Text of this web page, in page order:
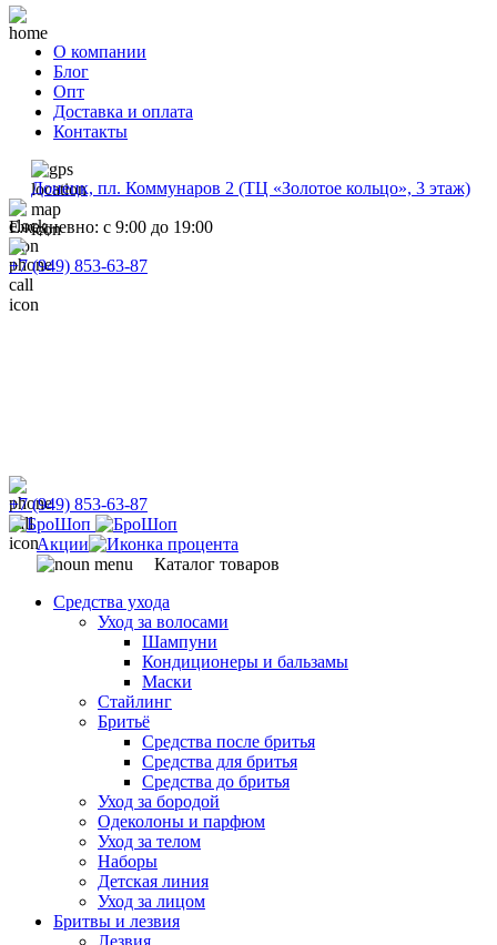
О компании
Блог
Опт
Доставка и оплата
Контакты
Донецк, пл. Коммунаров 2 (ТЦ «Золотое кольцо», 3 этаж)
Ежедневно: с 9:00 до 19:00
+7 (949) 853-63-87
+7 (949) 853-63-87
Акции
Каталог товаров
Средства ухода
Уход за волосами
Шампуни
Кондиционеры и бальзамы
Маски
Стайлинг
Бритьё
Средства после бритья
Средства для бритья
Средства до бритья
Уход за бородой
Одеколоны и парфюм
Уход за телом
Наборы
Детская линия
Уход за лицом
Бритвы и лезвия
Лезвия